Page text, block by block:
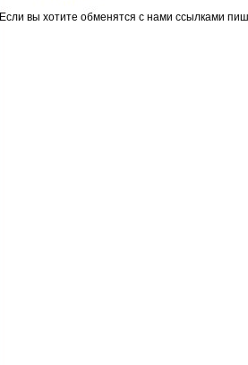
Если вы хотите обменятся с нами ссылками